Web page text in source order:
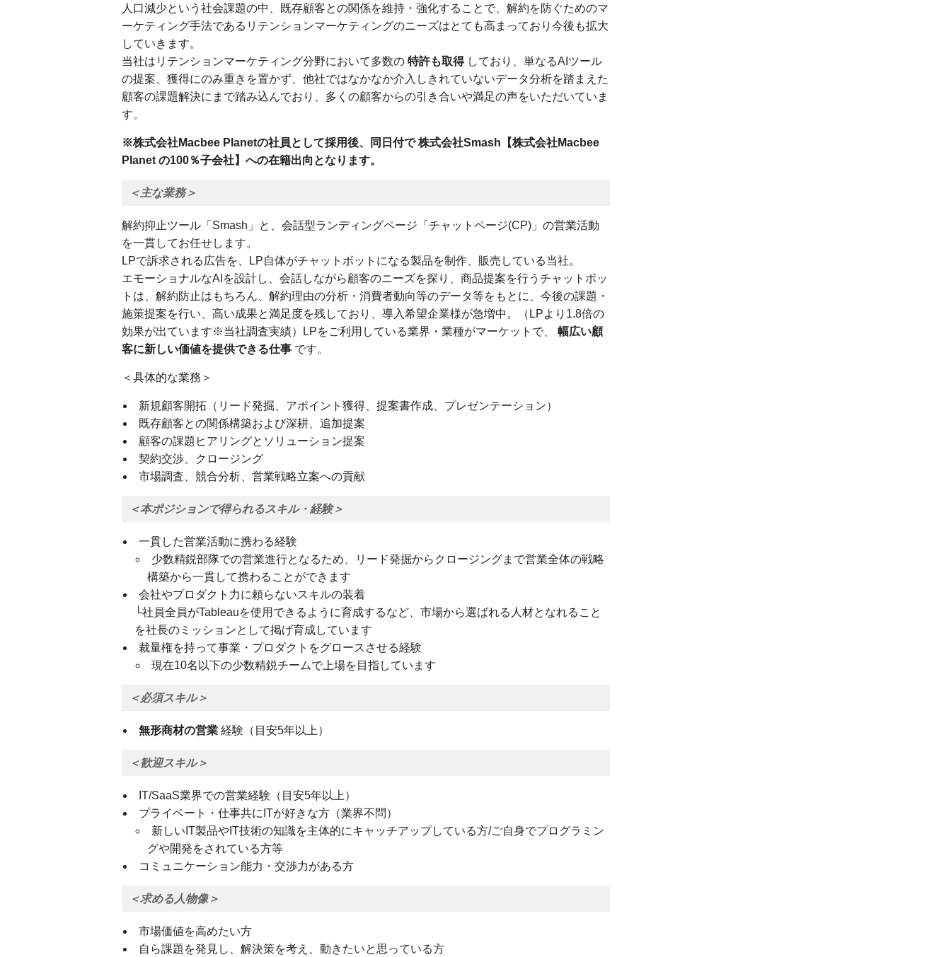
人口減少という社会課題の中、既存顧客との関係を維持・強化することで、解約を防ぐためのマ
ーケティング手法であるリテンションマーケティングのニーズはとても高まっており今後も拡大
していきます。
当社はリテンションマーケティング分野において多数の 特許も取得しており、単なるAIツール
の提案、獲得にのみ重きを置かず、他社ではなかなか介入しきれていないデータ分析を踏まえた
顧客の課題解決にまで踏み込んでおり、多くの顧客からの引き合いや満足の声をいただいていま
す。
※株式会社Macbee Planetの社員として採用後、同日付で 株式会社Smash【株式会社Macbee
Planet の100％子会社】への在籍出向となります。
＜主な業務＞
解約抑止ツール「Smash」と、会話型ランディングページ「チャットページ(CP)」の営業活動
を一貫してお任せします。
LPで訴求される広告を、LP自体がチャットボットになる製品を制作、販売している当社。
エモーショナルなAIを設計し、会話しながら顧客のニーズを探り、商品提案を行うチャットボッ
トは、解約防止はもちろん、解約理由の分析・消費者動向等のデータ等をもとに、今後の課題・
施策提案を行い、高い成果と満足度を残しており、導入希望企業様が急増中。（LPより1.8倍の
効果が出ています※当社調査実績）LPをご利用している業界・業種がマーケットで、 幅広い顧
客に新しい価値を提供できる仕事 です。
＜具体的な業務＞
新規顧客開拓（リード発掘、アポイント獲得、提案書作成、プレゼンテーション）
既存顧客との関係構築および深耕、追加提案
顧客の課題ヒアリングとソリューション提案
契約交渉、クロージング
市場調査、競合分析、営業戦略立案への貢献
＜本ポジションで得られるスキル・経験＞
一貫した営業活動に携わる経験
少数精鋭部隊での営業進行となるため、リード発掘からクロージングまで営業全体の戦略
構築から一貫して携わることができます
会社やプロダクト力に頼らないスキルの装着
└社員全員がTableauを使用できるように育成するなど、市場から選ばれる人材となれること
を社長のミッションとして掲げ育成しています
裁量権を持って事業・プロダクトをグロースさせる経験
現在10名以下の少数精鋭チームで上場を目指しています
＜必須スキル＞
無形商材の営業 経験（目安5年以上）
＜歓迎スキル＞
IT/SaaS業界での営業経験（目安5年以上）
プライベート・仕事共にITが好きな方（業界不問）
新しいIT製品やIT技術の知識を主体的にキャッチアップしている方/ご自身でプログラミン
グや開発をされている方等
コミュニケーション能力・交渉力がある方
＜求める人物像＞
市場価値を高めたい方
⾃ら課題を発⾒し、解決策を考え、動きたいと思っている⽅